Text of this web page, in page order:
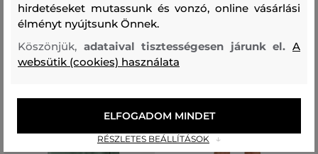
hirdetéseket mutassunk és vonzó, online vásárlási
élményt nyújtsunk Önnek.
Köszönjük, adataival tisztességesen járunk el.A
websütik (cookies) használata
RÉSZLETES BEÁLLÍTÁSOK
ELFOGADOM MINDET